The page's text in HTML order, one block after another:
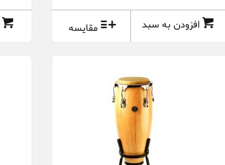
افزودن به سبد مقایسه